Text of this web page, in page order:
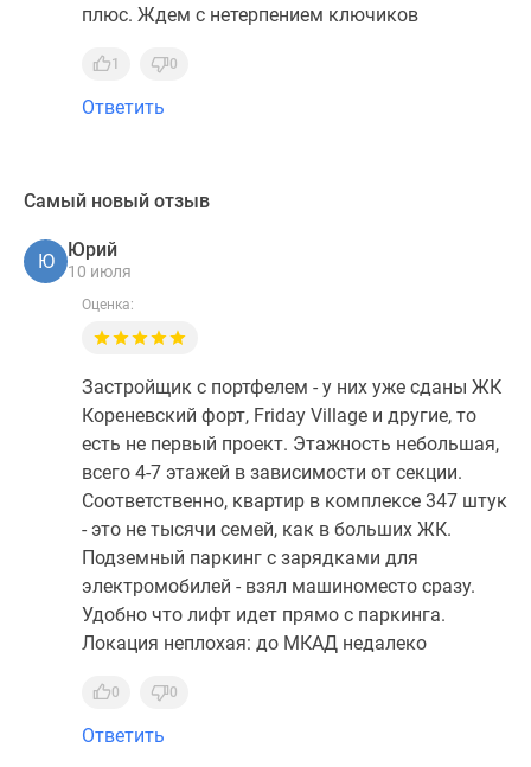
плюс. Ждем с нетерпением ключиков
1 0
Ответить
Самый новый отзыв
Ю
Юрий
10 июля
Оценка:
Застройщик с портфелем - у них уже сданы ЖК
Кореневский форт, Friday Village и другие, то
есть не первый проект. Этажность небольшая,
всего 4-7 этажей в зависимости от секции.
Соответственно, квартир в комплексе 347 штук
- это не тысячи семей, как в больших ЖК.
Подземный паркинг с зарядками для
электромобилей - взял машиноместо сразу.
Удобно что лифт идет прямо с паркинга.
Локация неплохая: до МКАД недалеко
0 0
Ответить